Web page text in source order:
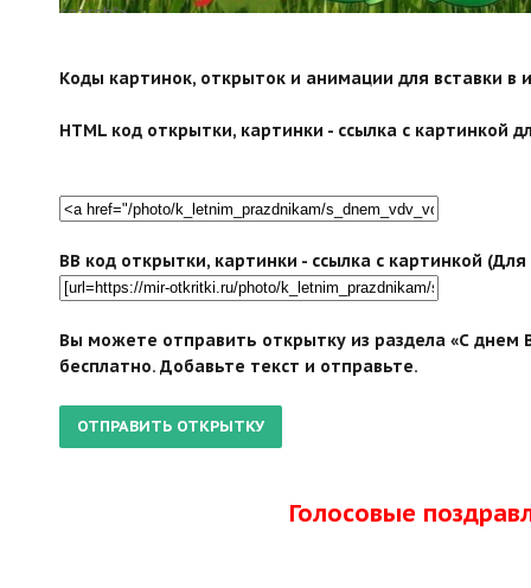
search">
Коды картинок, открыток и анимации для вставки в
HTML код открытки, картинки - ссылка с картинкой
BB код открытки, картинки - ссылка с картинкой
Вы можете отправить открытку из раздела «С днем
бесплатно. Добавьте текст и отправьте.
Голосовые